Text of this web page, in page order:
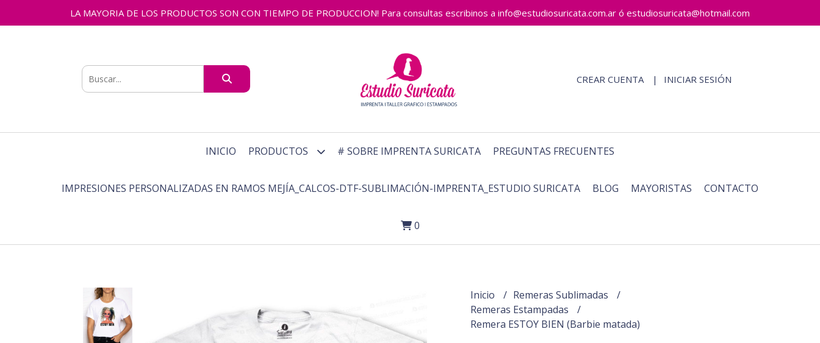
LA MAYORIA DE LOS PRODUCTOS SON CON TIEMPO DE PRODUCCION! Para consultas escribinos a info@estudiosuricata.com.ar ó estudiosuricata@hotmail.com
CREAR CUENTA INICIAR SESIÓN
INICIO PRODUCTOS # SOBRE IMPRENTA SURICATA PREGUNTAS FRECUENTES
IMPRESIONES PERSONALIZADAS EN RAMOS MEJÍA_CALCOS-DTF-SUBLIMACIÓN-IMPRENTA_ESTUDIO SURICATA BLOG MAYORISTAS CONTACTO
0
Inicio
Remeras Sublimadas
Remeras Estampadas
Remera ESTOY BIEN (Barbie matada)